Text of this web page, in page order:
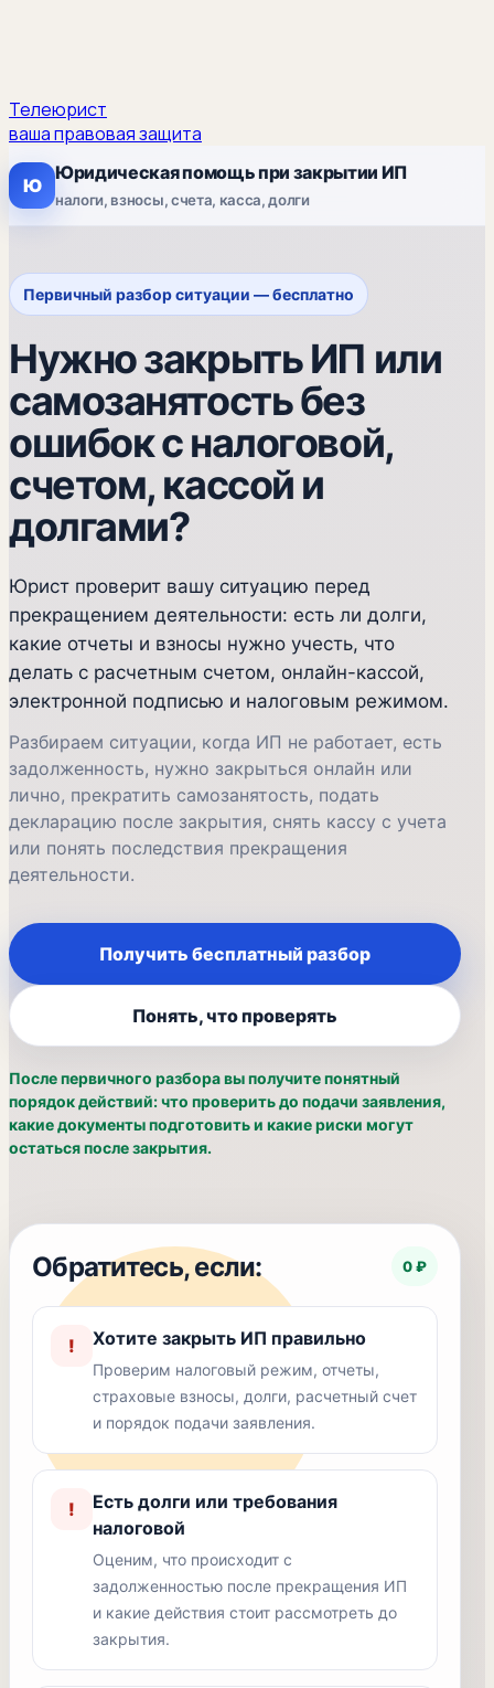
Телеюрист
ваша правовая защита
Ю
Юридическая помощь при закрытии ИП
налоги, взносы, счета, касса, долги
Первичный разбор ситуации — бесплатно
Нужно закрыть ИП или
самозанятость без
ошибок с налоговой,
счетом, кассой и
долгами?
Юрист проверит вашу ситуацию перед
прекращением деятельности: есть ли долги,
какие отчеты и взносы нужно учесть, что
делать с расчетным счетом, онлайн-кассой,
электронной подписью и налоговым режимом.
Разбираем ситуации, когда ИП не работает, есть
задолженность, нужно закрыться онлайн или
лично, прекратить самозанятость, подать
декларацию после закрытия, снять кассу с учета
или понять последствия прекращения
деятельности.
Получить бесплатный разбор
Понять, что проверять
После первичного разбора вы получите понятный
порядок действий: что проверить до подачи заявления,
какие документы подготовить и какие риски могут
остаться после закрытия.
Обратитесь, если: 0 ₽
! Хотите закрыть ИП правильно
Проверим налоговый режим, отчеты,
страховые взносы, долги, расчетный счет
и порядок подачи заявления.
!
Есть долги или требования
налоговой
Оценим, что происходит с
задолженностью после прекращения ИП
и какие действия стоит рассмотреть до
закрытия.